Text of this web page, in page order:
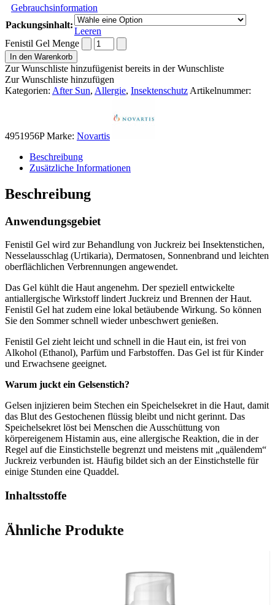
Gebrauchsinformation
Packungsinhalt:
Leeren
Fenistil Gel Menge
In den Warenkorb
Zur Wunschliste hinzufügenist bereits in der Wunschliste
Zur Wunschliste hinzufügen
Kategorien: After Sun, Allergie, Insektenschutz Artikelnummer:
4951956P Marke: Novartis
Beschreibung
Zusätzliche Informationen
Beschreibung
Anwendungsgebiet
Fenistil Gel wird zur Behandlung von Juckreiz bei Insektenstichen,
Nesselausschlag (Urtikaria), Dermatosen, Sonnenbrand und leichten
oberflächlichen Verbrennungen angewendet.
Das Gel kühlt die Haut angenehm. Der speziell entwickelte
antiallergische Wirkstoff lindert Juckreiz und Brennen der Haut.
Fenistil Gel hat zudem eine lokal betäubende Wirkung. So können
Sie den Sommer schnell wieder unbeschwert genießen.
Fenistil Gel zieht leicht und schnell in die Haut ein, ist frei von
Alkohol (Ethanol), Parfüm und Farbstoffen. Das Gel ist für Kinder
und Erwachsene geeignet.
Warum juckt ein Gelsenstich?
Gelsen injizieren beim Stechen ein Speichelsekret in die Haut, damit
das Blut des Gestochenen flüssig bleibt und nicht gerinnt. Das
Speichelsekret löst bei Menschen die Ausschüttung von
körpereigenem Histamin aus, eine allergische Reaktion, die in der
Regel auf die Einstichstelle begrenzt und meistens mit „quälendem“
Juckreiz verbunden ist. Häufig bildet sich an der Einstichstelle für
einige Stunden eine Quaddel.
Inhaltsstoffe
– Der Wirkstoff ist: Dimetindenmaleat 1 mg pro g Gel.
Dosierung von FENISTIL Gel
Ähnliche Produkte